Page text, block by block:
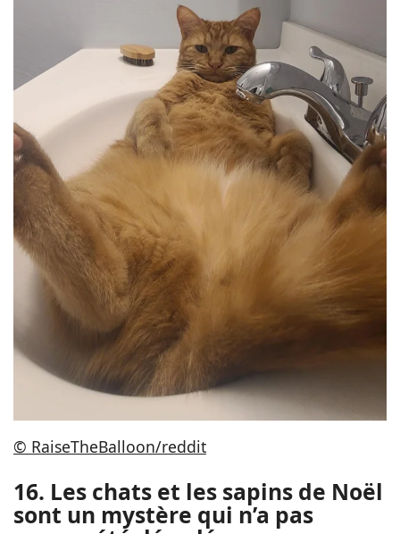
© RaiseTheBalloon/reddit
16. Les chats et les sapins de Noël
sont un mystère qui n’a pas